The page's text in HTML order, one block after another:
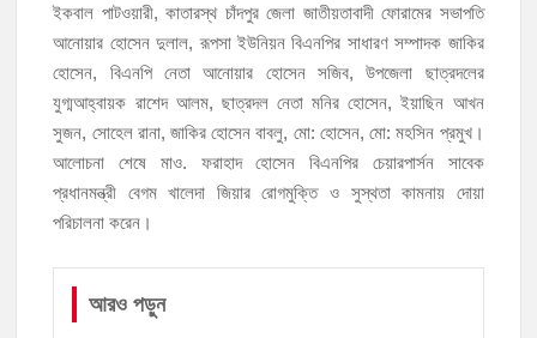
ইকবাল পাটওয়ারী, কাতারস্থ চাঁদপুর জেলা জাতীয়তাবাদী ফোরামের সভাপতি
আনোয়ার হোসেন দুলাল, রূপসা ইউনিয়ন বিএনপির সাধারণ সম্পাদক জাকির
হোসেন, বিএনপি নেতা আনোয়ার হোসেন সজিব, উপজেলা ছাত্রদলের
যুগ্মআহ্বায়ক রাশেদ আলম, ছাত্রদল নেতা মনির হোসেন, ইয়াছিন আখন
সুজন, সোহেল রানা, জাকির হোসেন বাবলু, মো: হোসেন, মো: মহসিন প্রমুখ।
আলোচনা শেষে মাও. ফরাহাদ হোসেন বিএনপির চেয়ারপার্সন সাবেক
প্রধানমন্ত্রী বেগম খালেদা জিয়ার রোগমুক্তি ও সুস্থতা কামনায় দোয়া
পরিচালনা করেন।
আরও পড়ুন